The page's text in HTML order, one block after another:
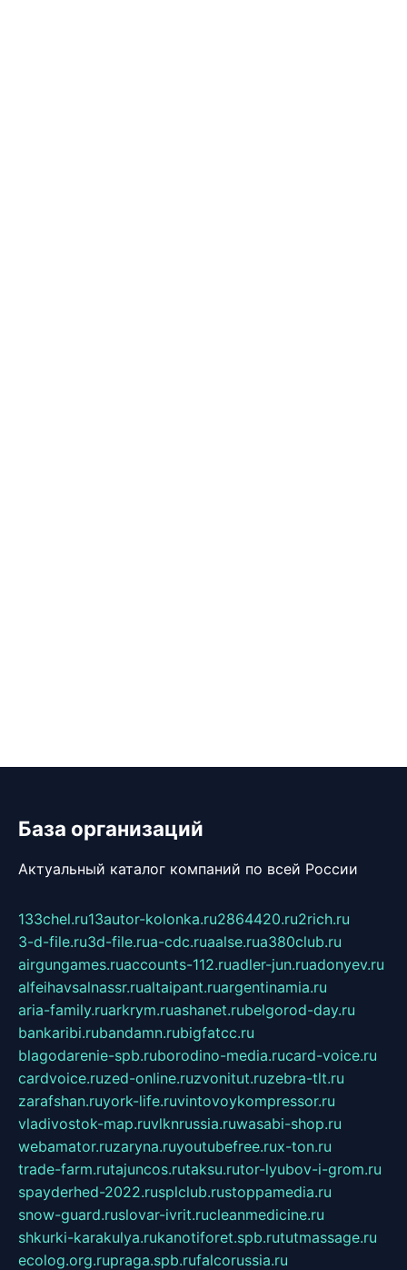
База организаций
Актуальный каталог компаний по всей России
133chel.ru13autor-kolonka.ru2864420.ru2rich.ru
3-d-file.ru3d-file.rua-cdc.ruaalse.rua380club.ru
airgungames.ruaccounts-112.ruadler-jun.ruadonyev.ru
alfeihavsalnassr.rualtaipant.ruargentinamia.ru
aria-family.ruarkrym.ruashanet.rubelgorod-day.ru
bankaribi.rubandamn.rubigfatcc.ru
blagodarenie-spb.ruborodino-media.rucard-voice.ru
cardvoice.ruzed-online.ruzvonitut.ruzebra-tlt.ru
zarafshan.ruyork-life.ruvintovoykompressor.ru
vladivostok-map.ruvlknrussia.ruwasabi-shop.ru
webamator.ruzaryna.ruyoutubefree.rux-ton.ru
trade-farm.rutajuncos.rutaksu.rutor-lyubov-i-grom.ru
spayderhed-2022.rusplclub.rustoppamedia.ru
snow-guard.ruslovar-ivrit.rucleanmedicine.ru
shkurki-karakulya.rukanotiforet.spb.rututmassage.ru
ecolog.org.rupraga.spb.rufalcorussia.ru